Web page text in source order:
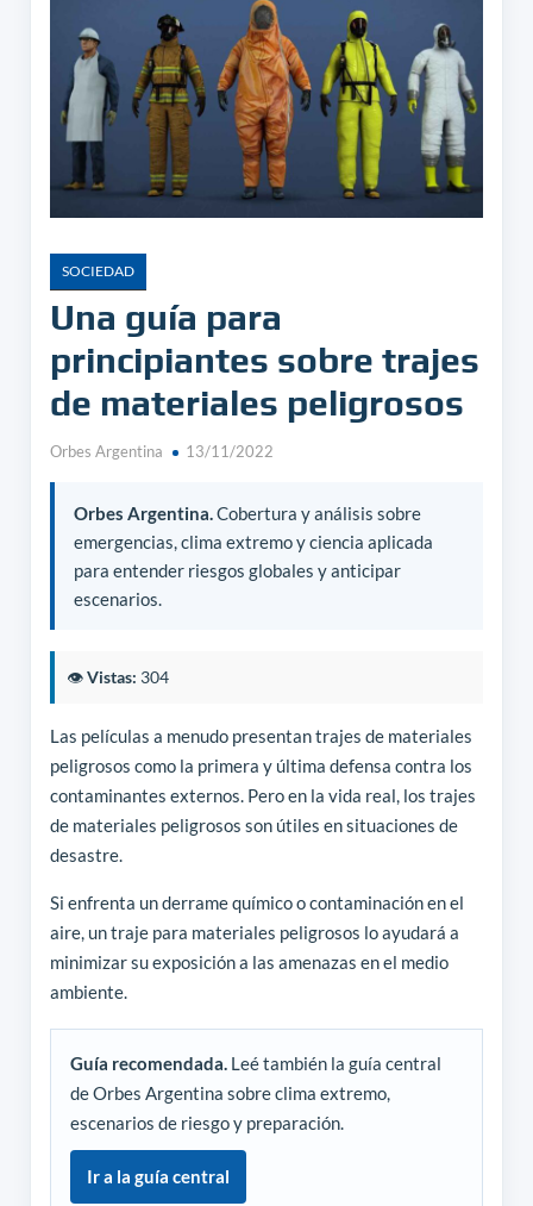
SOCIEDAD
Una guía para
principiantes sobre trajes
de materiales peligrosos
Orbes Argentina 13/11/2022
Orbes Argentina.Cobertura y análisis sobre
emergencias, clima extremo y ciencia aplicada
para entender riesgos globales y anticipar
escenarios.
👁️Vistas: 304
Las películas a menudo presentan trajes de materiales
peligrosos como la primera y última defensa contra los
contaminantes externos. Pero en la vida real, los trajes
de materiales peligrosos son útiles en situaciones de
desastre.
Si enfrenta un derrame químico o contaminación en el
aire, un traje para materiales peligrosos lo ayudará a
minimizar su exposición a las amenazas en el medio
ambiente.
Guía recomendada.Leé también la guía central
de Orbes Argentina sobre clima extremo,
escenarios de riesgo y preparación.
Ir a la guía central